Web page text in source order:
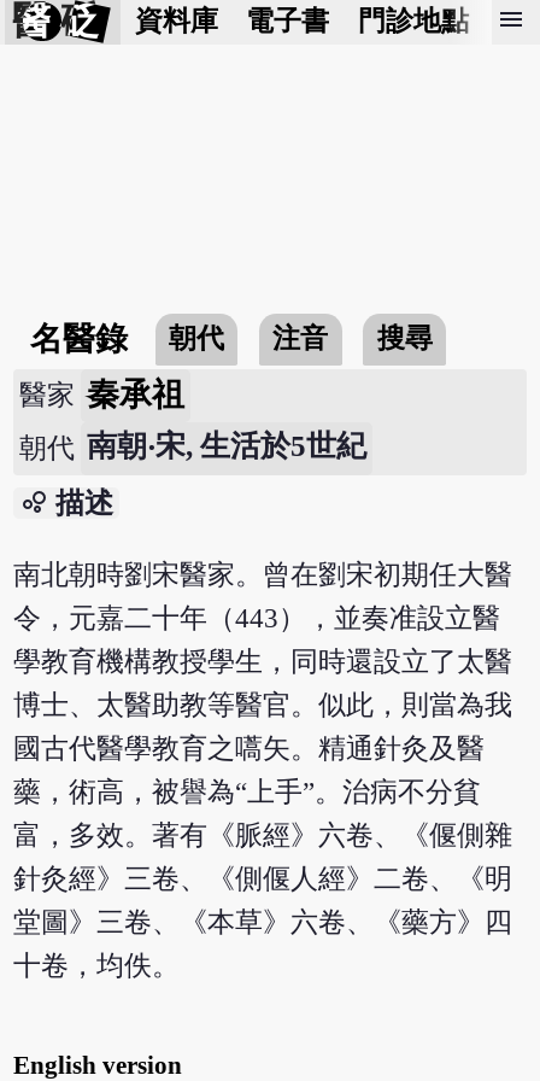
醫 砭 資料庫 電子書 門診地點 預
menu
名醫錄 朝代 注音
搜尋
醫家 秦承祖
朝代 南朝‧宋, 生活於5世紀
bubble_chart 描述
南北朝時劉宋醫家。曾在劉宋初期任大醫
令，元嘉二十年（443），並奏准設立醫
學教育機構教授學生，同時還設立了太醫
博士、太醫助教等醫官。似此，則當為我
國古代醫學教育之嚆矢。精通針灸及醫
藥，術高，被譽為“上手”。治病不分貧
富，多效。著有《脈經》六卷、《偃側雜
針灸經》三卷、《側偃人經》二卷、《明
堂圖》三卷、《本草》六卷、《藥方》四
十卷，均佚。
English version